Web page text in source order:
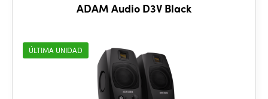
ADAM Audio D3V Black
ÚLTIMA UNIDAD